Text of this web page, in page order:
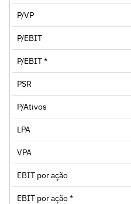
P/VP
P/EBIT
P/EBIT *
PSR
P/Ativos
LPA
VPA
EBIT por ação
EBIT por ação *